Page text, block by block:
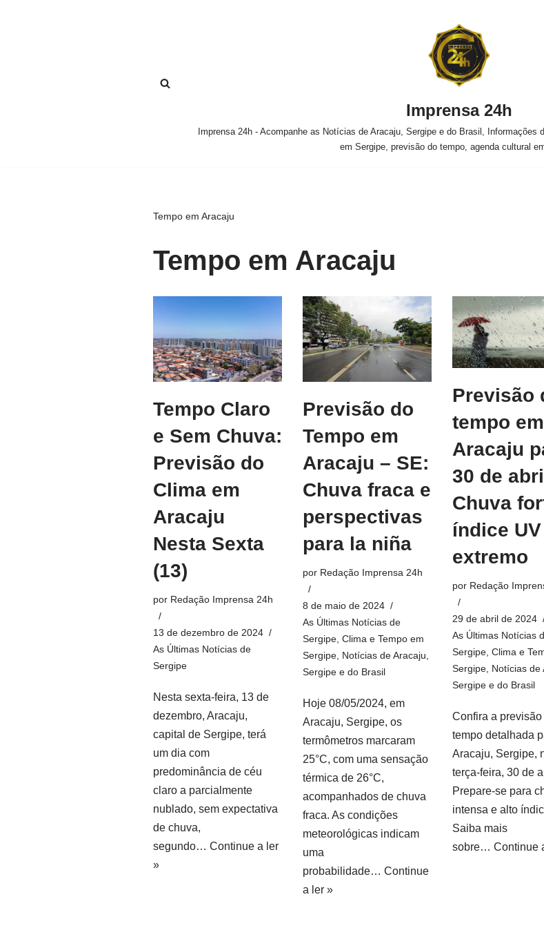
Imprensa 24h
Imprensa 24h - Acompanhe as Notícias de Aracaju, Sergipe e do Brasil, Informações
em Sergipe, previsão do tempo, agenda cultural
Tempo em Aracaju
Tempo em Aracaju
Tempo Claro
e Sem Chuva:
Previsão do
Clima em
Aracaju
Nesta Sexta
(13)
por Redação Imprensa 24h
13 de dezembro de 2024
As Últimas Notícias de
Sergipe
Nesta sexta-feira, 13 de
dezembro, Aracaju,
capital de Sergipe, terá
um dia com
predominância de céu
claro a parcialmente
nublado, sem expectativa
de chuva,
segundo… Continue a ler
»
Previsão do
Tempo em
Aracaju – SE:
Chuva fraca e
perspectivas
para la niña
por Redação Imprensa 24h
8 de maio de 2024
As Últimas Notícias de
Sergipe, Clima e Tempo em
Sergipe, Notícias de Aracaju,
Sergipe e do Brasil
Hoje 08/05/2024, em
Aracaju, Sergipe, os
termômetros marcaram
25°C, com uma sensação
térmica de 26°C,
acompanhados de chuva
fraca. As condições
meteorológicas indicam
uma
probabilidade… Continue
a ler »
Previsão
tempo em
Aracaju
30 de
Chuva
índice UV
extremo
por Redação
29 de abril de 2024
As Últimas Notícias
Sergipe Clima e
Sergipe Notícias de
Sergipe e do Brasil
Confira a previsão
tempo detalhada
Aracaju, Sergipe,
terça-feira, 30 de
Prepare-se para
intensa e alto
Saiba mais
sobre… Continue